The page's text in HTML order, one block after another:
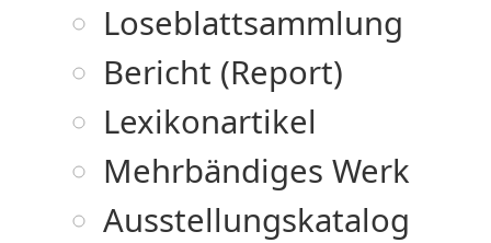
Loseblattsammlung
Bericht (Report)
Lexikonartikel
Mehrbändiges Werk
Ausstellungskatalog